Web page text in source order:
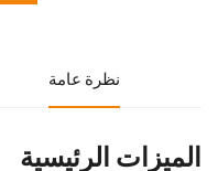
نظرة عامة
الميزات الرئيسية